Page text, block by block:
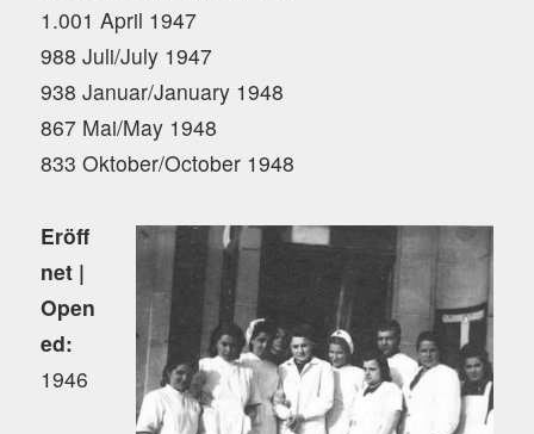
1.001 April 1947
988 Juli/July 1947
938 Januar/January 1948
867 Mai/May 1948
833 Oktober/October 1948
Eröff
net |
Open
ed:
1946